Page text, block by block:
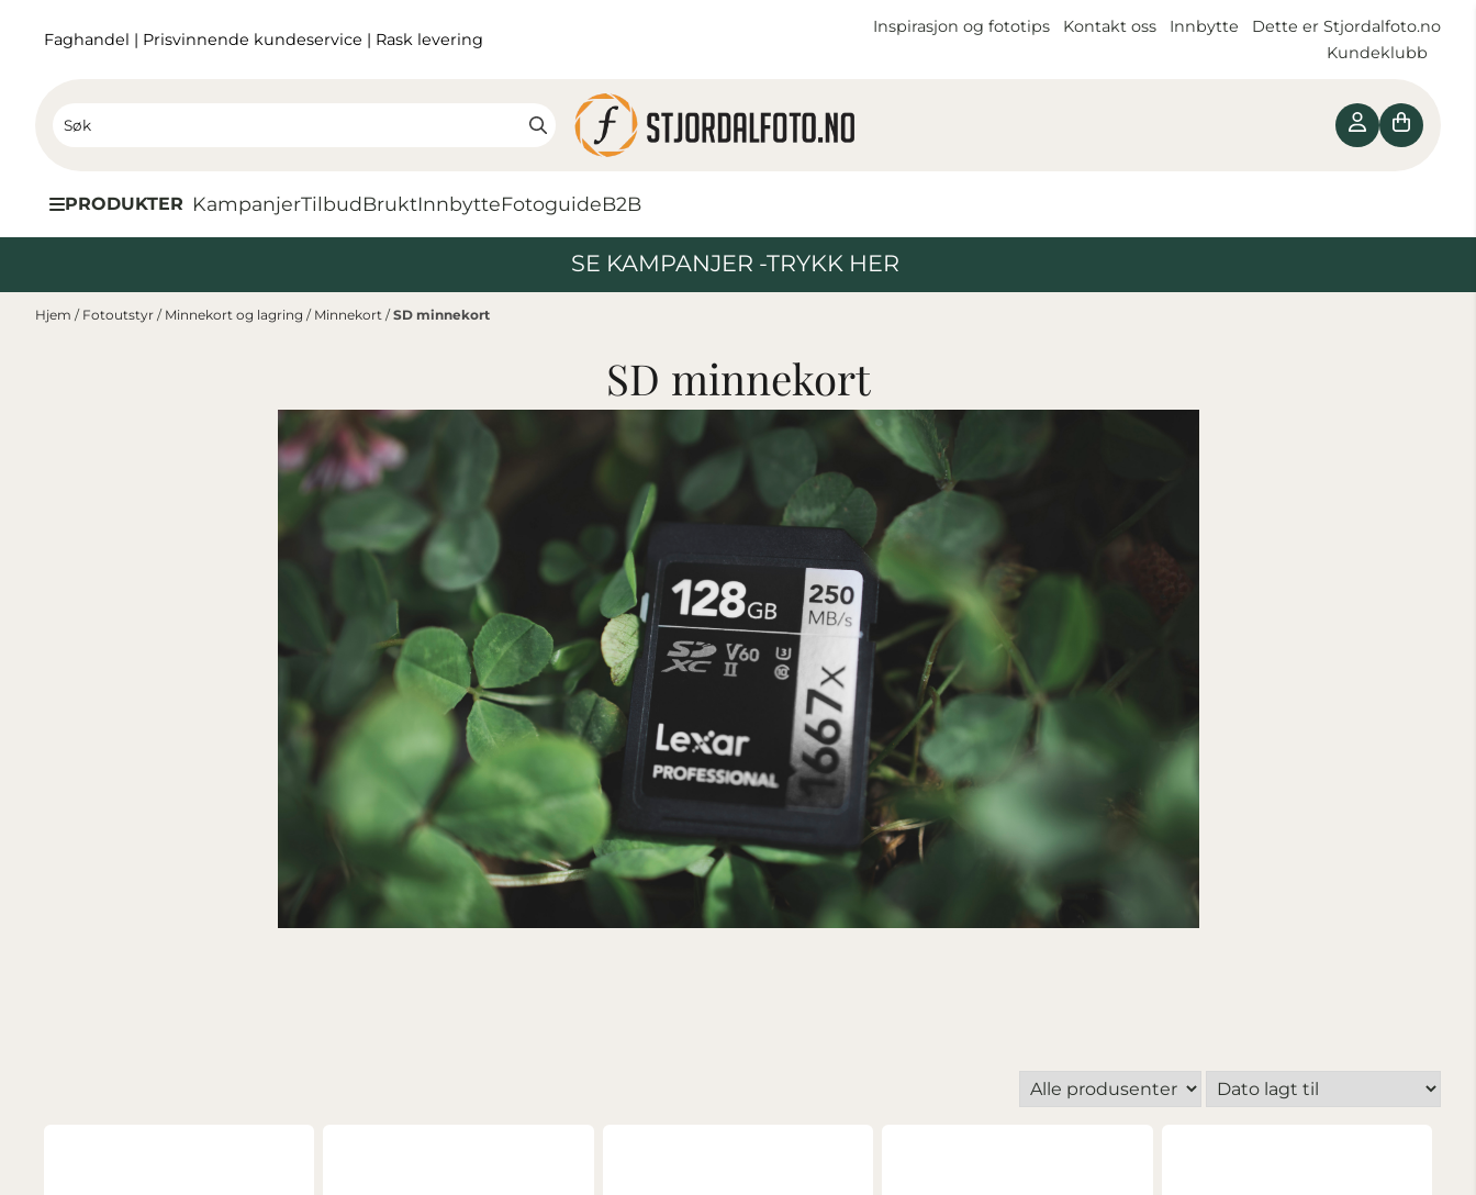
Faghandel | Prisvinnende kundeservice | Rask levering
Inspirasjon og fototips Kontakt oss Innbytte
Dette er Stjordalfoto.no
Kundeklubb
PRODUKTER KampanjerTilbudBruktInnbytteFotoguideB2B
SE KAMPANJER -TRYKK HER
Hjem / Fotoutstyr / Minnekort og lagring / Minnekort /SD minnekort
SD minnekort